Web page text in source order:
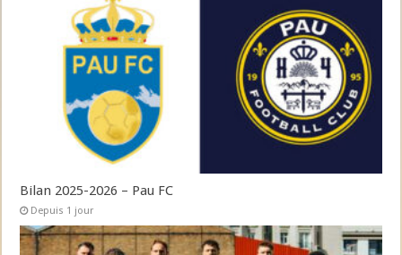
Bilan 2025-2026 – Pau FC
Depuis 1 jour